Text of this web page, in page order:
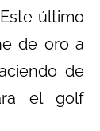
último
de oro a
de
el golf